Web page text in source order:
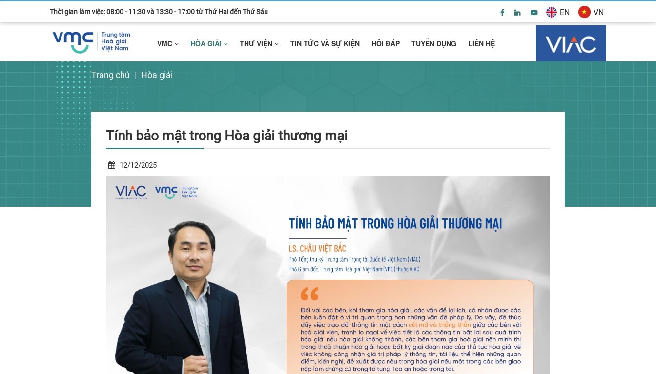
Thời gian làm việc: 08:00 - 11:30 và 13:30 - 17:00 từ Thứ Hai đến Thứ Sáu EN VN
VMC HÒA GIẢI THƯ VIỆN TIN TỨC VÀ SỰ KIỆN HỎI ĐÁP TUYỂN DỤNG LIÊN HỆ
Trang chủ Hòa giải
Tính bảo mật trong Hòa giải thương mại
12/12/2025